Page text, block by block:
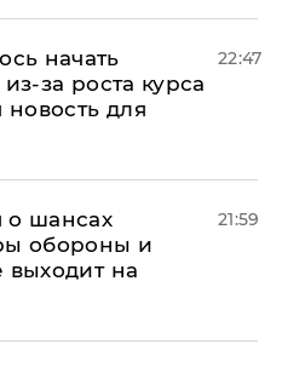
начать
за роста курса
новость для
22:47
о шансах
обороны и
выходит на
21:59